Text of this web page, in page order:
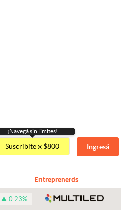
¡Navegá sin limites!
Suscribite x $800 Ingresá
Entreprenerds
0.23%